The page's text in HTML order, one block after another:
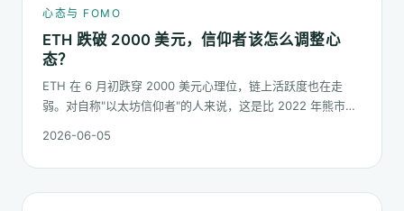
心态与 FOMO
ETH 跌破 2000 美元，信仰者该怎么调整心
态？
ETH 在 6 月初跌穿 2000 美元心理位，链上活跃度也在走
弱。对自称"以太坊信仰者"的人来说，这是比 2022 年熊市更
2026-06-05